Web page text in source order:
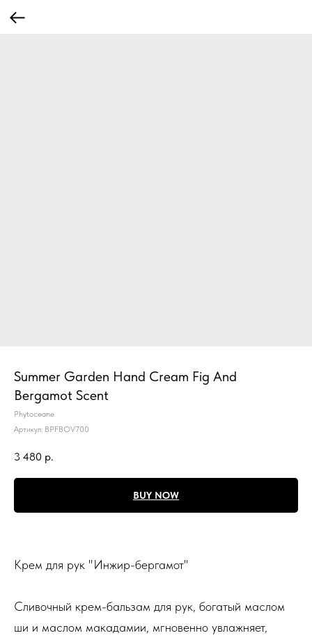
Summer Garden Hand Cream Fig And
Bergamot Scent
Phytoceane
Артикул: BPFBOV700
3 480 р.
BUY NOW
Крем для рук "Инжир-бергамот"
Сливочный крем-бальзам для рук, богатый маслом
ши и маслом макадамии, мгновенно увлажняет,